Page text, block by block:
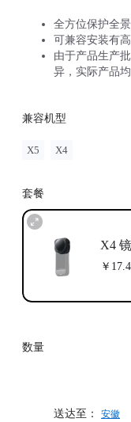
全方位保护全
可兼容安装有
由于产品生产
异，实际产品均
兼容机型
X5 X4
套餐
X4
￥
数量
送达至： 安徽